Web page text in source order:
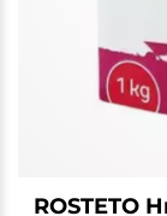
ROSTETO